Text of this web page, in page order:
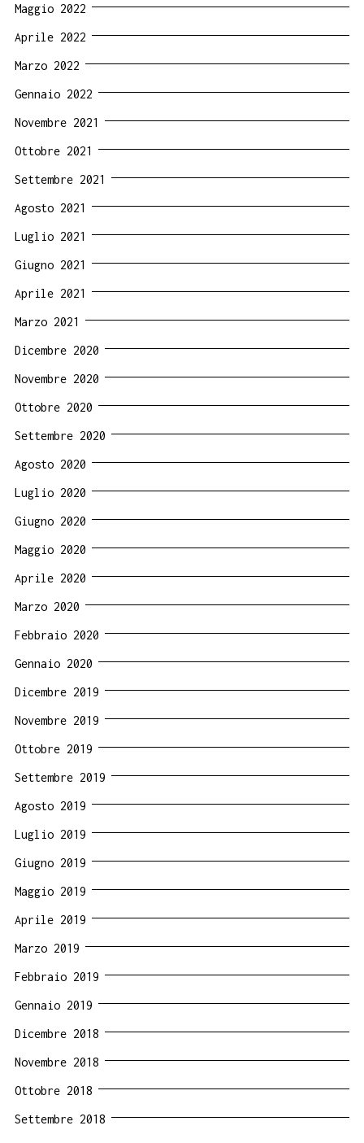
Maggio 2022
Aprile 2022
Marzo 2022
Gennaio 2022
Novembre 2021
Ottobre 2021
Settembre 2021
Agosto 2021
Luglio 2021
Giugno 2021
Aprile 2021
Marzo 2021
Dicembre 2020
Novembre 2020
Ottobre 2020
Settembre 2020
Agosto 2020
Luglio 2020
Giugno 2020
Maggio 2020
Aprile 2020
Marzo 2020
Febbraio 2020
Gennaio 2020
Dicembre 2019
Novembre 2019
Ottobre 2019
Settembre 2019
Agosto 2019
Luglio 2019
Giugno 2019
Maggio 2019
Aprile 2019
Marzo 2019
Febbraio 2019
Gennaio 2019
Dicembre 2018
Novembre 2018
Ottobre 2018
Settembre 2018